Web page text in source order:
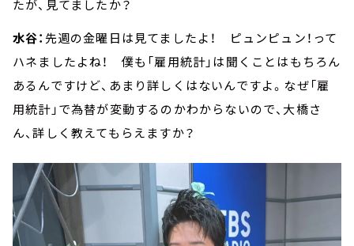
たが、見てましたか？
水谷： 先週の金曜日は見てましたよ！ ピュンピュン！って
ハネましたよね！ 僕も「雇用統計」は聞くことはもちろん
あるんですけど、あまり詳しくはないんですよ。なぜ「雇
用統計」で為替が変動するのかわからないので、大橋さ
ん、詳しく教えてもらえますか？